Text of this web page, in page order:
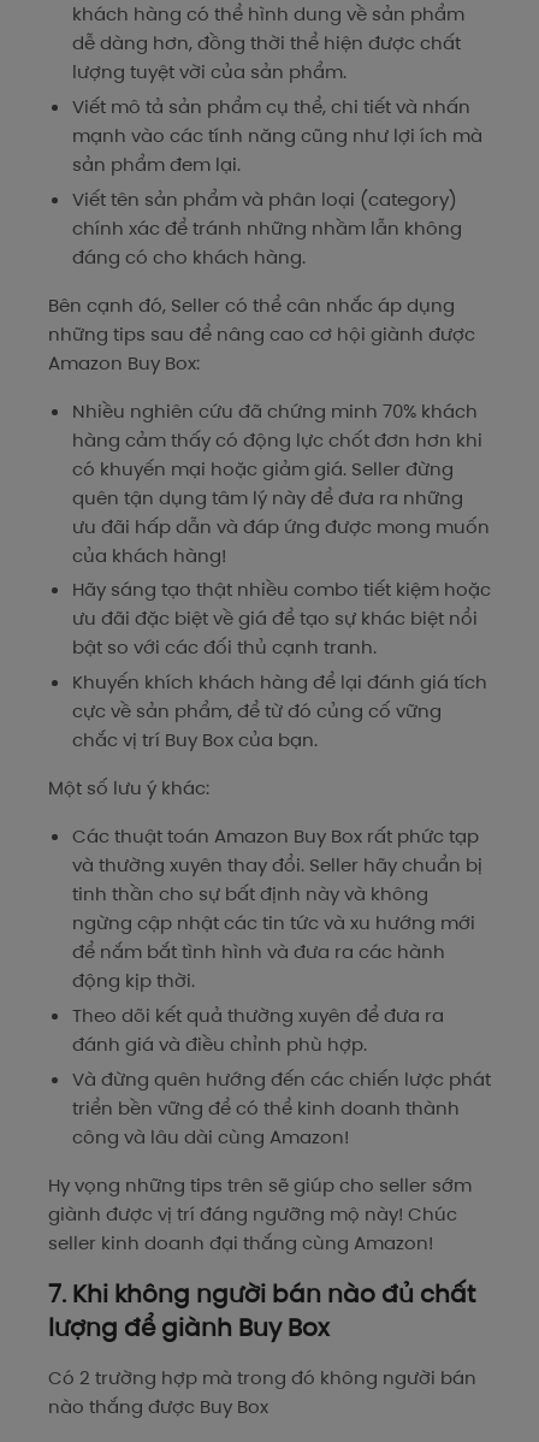
khách hàng có thể hình dung về sản phẩm
dễ dàng hơn, đồng thời thể hiện được chất
lượng tuyệt vời của sản phẩm.
Viết mô tả sản phẩm cụ thể, chi tiết và nhấn
mạnh vào các tính năng cũng như lợi ích mà
sản phẩm đem lại.
Viết tên sản phẩm và phân loại (category)
chính xác để tránh những nhầm lẫn không
đáng có cho khách hàng.
Bên cạnh đó, Seller có thể cân nhắc áp dụng
những tips sau để nâng cao cơ hội giành được
Amazon Buy Box:
Nhiều nghiên cứu đã chứng minh 70% khách
hàng cảm thấy có động lực chốt đơn hơn khi
có khuyến mại hoặc giảm giá. Seller đừng
quên tận dụng tâm lý này để đưa ra những
ưu đãi hấp dẫn và đáp ứng được mong muốn
của khách hàng!
Hãy sáng tạo thật nhiều combo tiết kiệm hoặc
ưu đãi đặc biệt về giá để tạo sự khác biệt nổi
bật so với các đối thủ cạnh tranh.
Khuyến khích khách hàng để lại đánh giá tích
cực về sản phẩm, để từ đó củng cố vững
chắc vị trí Buy Box của bạn.
Một số lưu ý khác:
Các thuật toán Amazon Buy Box rất phức tạp
và thường xuyên thay đổi. Seller hãy chuẩn bị
tinh thần cho sự bất định này và không
ngừng cập nhật các tin tức và xu hướng mới
để nắm bắt tình hình và đưa ra các hành
động kịp thời.
Theo dõi kết quả thường xuyên để đưa ra
đánh giá và điều chỉnh phù hợp.
Và đừng quên hướng đến các chiến lược phát
triển bền vững để có thể kinh doanh thành
công và lâu dài cùng Amazon!
Hy vọng những tips trên sẽ giúp cho seller sớm
giành được vị trí đáng ngưỡng mộ này! Chúc
seller kinh doanh đại thắng cùng Amazon!
7. Khi không người bán nào đủ chất
lượng để giành Buy Box
Có 2 trường hợp mà trong đó không người bán
nào thắng được Buy Box